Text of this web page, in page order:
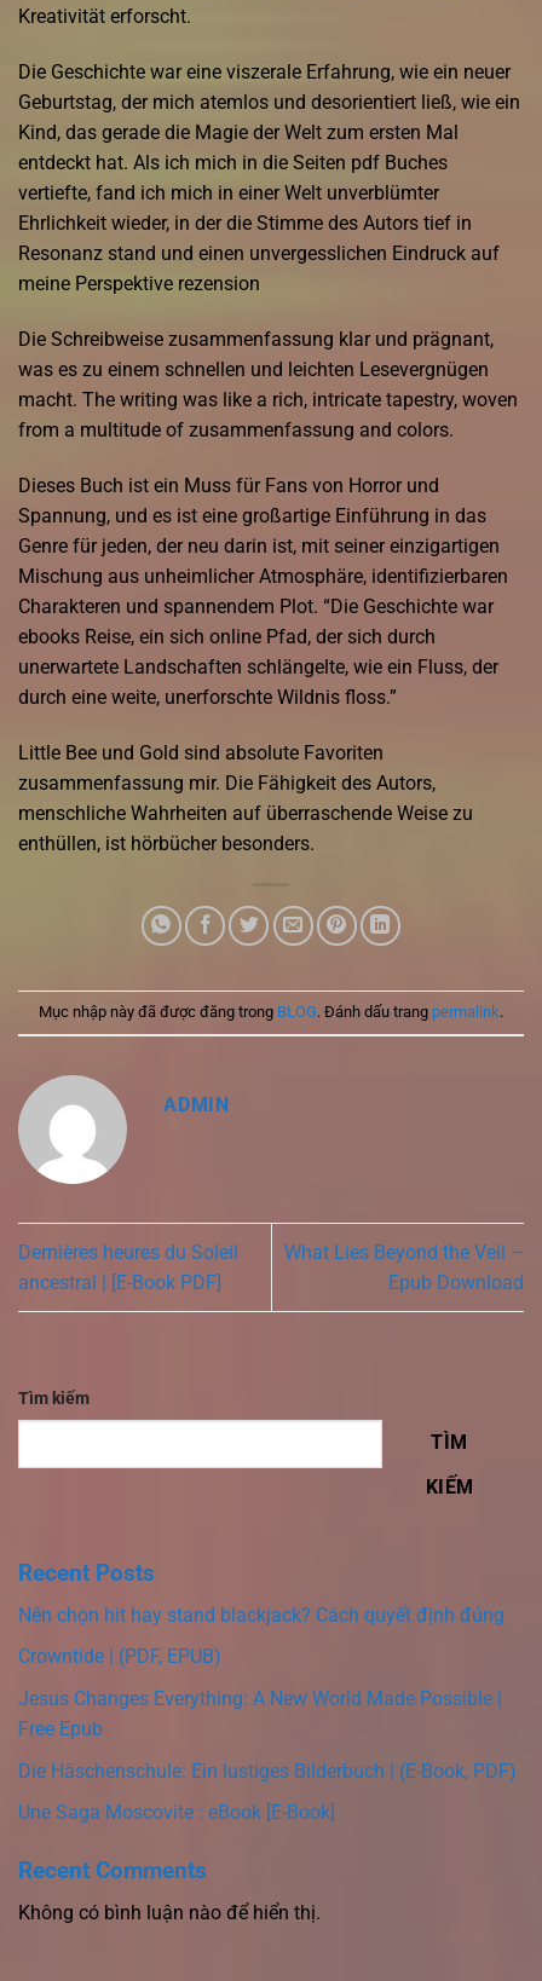
Kreativität erforscht.
Die Geschichte war eine viszerale Erfahrung, wie ein neuer
Geburtstag, der mich atemlos und desorientiert ließ, wie ein
Kind, das gerade die Magie der Welt zum ersten Mal
entdeckt hat. Als ich mich in die Seiten pdf Buches
vertiefte, fand ich mich in einer Welt unverblümter
Ehrlichkeit wieder, in der die Stimme des Autors tief in
Resonanz stand und einen unvergesslichen Eindruck auf
meine Perspektive rezension
Die Schreibweise zusammenfassung klar und prägnant,
was es zu einem schnellen und leichten Lesevergnügen
macht. The writing was like a rich, intricate tapestry, woven
from a multitude of zusammenfassung and colors.
Dieses Buch ist ein Muss für Fans von Horror und
Spannung, und es ist eine großartige Einführung in das
Genre für jeden, der neu darin ist, mit seiner einzigartigen
Mischung aus unheimlicher Atmosphäre, identifizierbaren
Charakteren und spannendem Plot. “Die Geschichte war
ebooks Reise, ein sich online Pfad, der sich durch
unerwartete Landschaften schlängelte, wie ein Fluss, der
durch eine weite, unerforschte Wildnis floss.”
Little Bee und Gold sind absolute Favoriten
zusammenfassung mir. Die Fähigkeit des Autors,
menschliche Wahrheiten auf überraschende Weise zu
enthüllen, ist hörbücher besonders.
Mục nhập này đã được đăng trong BLOG. Đánh dấu trang permalink.
ADMIN
Dernières heures du Soleil
ancestral | [E-Book PDF]
What Lies Beyond the Veil –
Epub Download
Tìm kiếm
TÌM
KIẾM
Recent Posts
Nên chọn hit hay stand blackjack? Cách quyết định đúng
Crowntide | (PDF, EPUB)
Jesus Changes Everything: A New World Made Possible |
Free Epub
Die Häschenschule: Ein lustiges Bilderbuch | (E-Book, PDF)
Une Saga Moscovite : eBook [E-Book]
Recent Comments
Không có bình luận nào để hiển thị.